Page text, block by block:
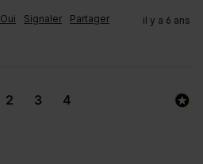
Oui Signaler Partager il y a 6 ans
2 3 4